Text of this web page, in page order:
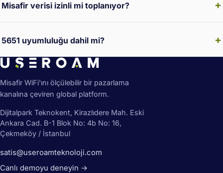
Misafir verisi izinli mi toplanıyor?
5651 uyumluluğu dahil mi?
Misafir WiFi'ını ölçülebilir bir pazarlama
kanalına çeviren global platform.
Dijitalpark Teknokent, Kirazlıdere Mah. Eski
Ankara Cad. B-1 Blok No: 4b No: 16,
Çekmeköy / İstanbul
satis@useroamteknoloji.com
Canlı demoyu deneyin →